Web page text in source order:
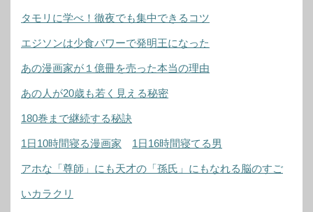
タモリに学べ！徹夜でも集中できるコツ
エジソンは少食パワーで発明王になった
あの漫画家が１億冊を売った本当の理由
あの人が20歳も若く見える秘密
180巻まで継続する秘訣
1日10時間寝る漫画家 1日16時間寝てる男
アホな「尊師」にも天才の「孫氏」にもなれる脳のすご
いカラクリ